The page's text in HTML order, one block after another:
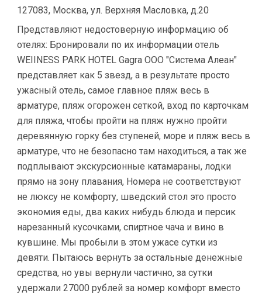
127083, Москва, ул. Верхняя Масловка, д.20
Представляют недостоверную информацию об
отелях: Бронировали по их информации отель
WEIINESS PARK HOTEL Gagra ООО "Система Алеан"
представляет как 5 звезд, а в результате просто
ужасный отель, самое главное пляж весь в
арматуре, пляж огорожен сеткой, вход по карточкам
для пляжа, чтобы пройти на пляж нужно пройти
деревянную горку без ступеней, море и пляж весь в
арматуре, что не безопасно там находиться, а так же
подплывают экскурсионные катамараны, лодки
прямо на зону плавания, Номера не соответствуют
не люксу не комфорту, шведский стол это просто
экономия еды, два каких нибудь блюда и персик
нарезанный кусочками, спиртное чача и вино в
кувшине. Мы пробыли в этом ужасе сутки из
девяти. Пытаюсь вернуть за остальные денежные
средства, но увы вернули частично, за сутки
удержали 27000 рублей за номер комфорт вместо